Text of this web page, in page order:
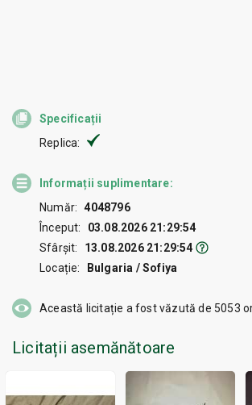
Specificații
Replica:
Informații suplimentare:
Număr: 4048796
Început:
03.08.2026 21:29:54
Sfârșit:
13.08.2026 21:29:54
Locație:
Bulgaria / Sofiya
Această licitație a fost văzută de 5053
Licitații asemănătoare